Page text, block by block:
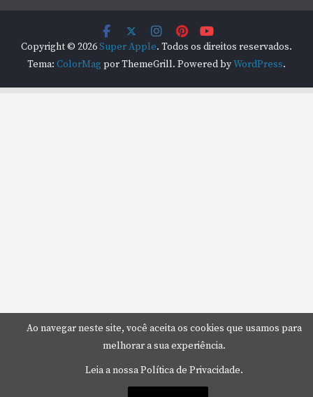
Copyright © 2026Super Apple. Todos os direitos reservados.
Tema: ColorMag por ThemeGrill. Powered byWordPress.
Ao navegar neste site, você aceita os cookies que usamos para
melhorar a sua experiência.
Leia a nossa Política de Privacidade.